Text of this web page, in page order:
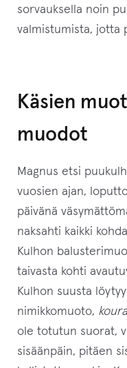
y
ä
e
s
i
ä
m
ä
n
t
u
o
t
t
e
sorvauksella noin
valmistumista, jotta
Käsien
muodot
Magnus etsi
vuosien ajan,
päivänä
naksahti kaikki
Kulhon
taivasta kohti
Kulhon suusta
nimikkomuoto,
ole totutun suorat,
sisäänpäin, pitäen